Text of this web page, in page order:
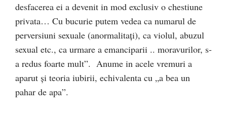
desfacerea ei a devenit in mod exclusiv o chestiune
privata… Cu bucurie putem vedea ca numarul de
perversiuni sexuale (anormalitați), ca violul, abuzul
sexual etc., ca urmare a emanciparii .. moravurilor, s-
a redus foarte mult”. Anume in acele vremuri a
aparut și teoria iubirii, echivalenta cu „a bea un
pahar de apa”.